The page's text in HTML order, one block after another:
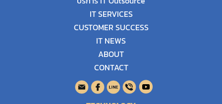
IT SERVICES
CUSTOMER SUCCESS
IT NEWS
ABOUT
CONTACT